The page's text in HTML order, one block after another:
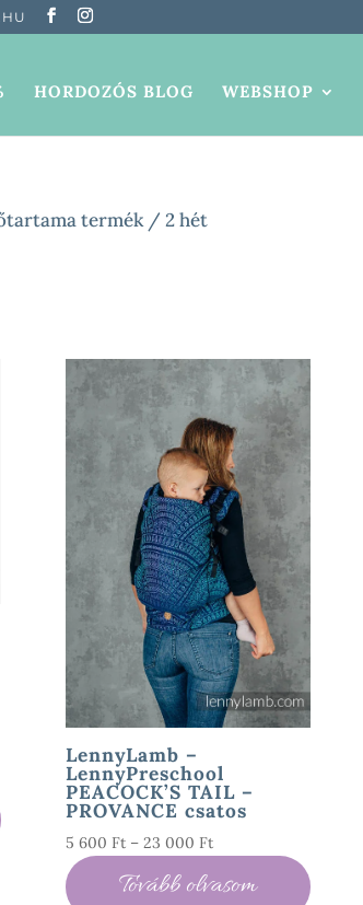
HORDOZÓS BLOG WEBSHOP
termék / 2 hét
LennyLamb –
LennyPreschool
PEACOCK’S TAIL –
PROVANCE csatos
5 600 Ft – 23 000 FtÁrtartomány:
600 Ft
Tovább olvasom